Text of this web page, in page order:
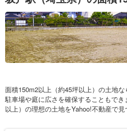
面積150m2以上（約45坪以上）の土地
駐車場や庭に広さを確保することもで
以上）の理想の土地をYahoo!不動産で見